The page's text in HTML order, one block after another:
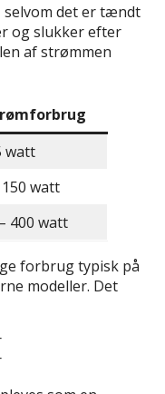
selvom det er tændt
og slukker efter
af strømmen
watt
watt
400 watt
forbrug typisk på
modeller. Det